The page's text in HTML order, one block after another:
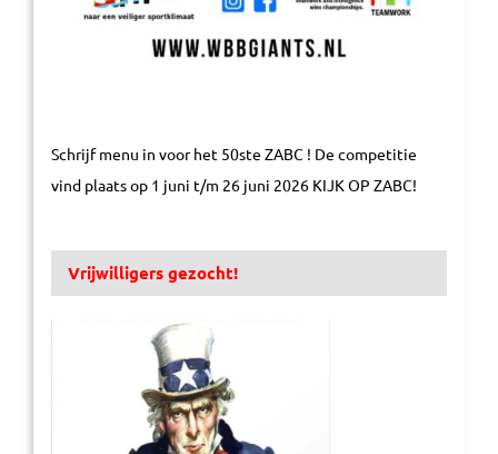
Schrijf menu in voor het 50ste ZABC ! De competitie
vind plaats op 1 juni t/m 26 juni 2026 KIJK OP ZABC!
Vrijwilligers gezocht!